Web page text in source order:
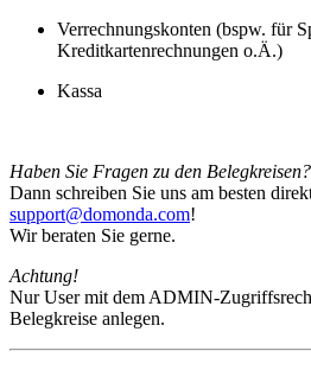
Verrechnungskonten (bspw. für
Kreditkartenrechnungen o.Ä.)
Kassa
Haben Sie Fragen zu den Belegkreisen?
Dann schreiben Sie uns am besten
support@domonda.com!
Wir beraten Sie gerne.
Achtung!
Nur User mit dem ADMIN-
Belegkreise anlegen.